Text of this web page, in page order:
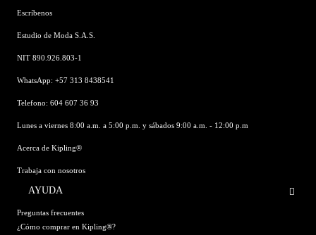
Escríbenos
Estudio de Moda S.A.S.
NIT 890.926.803-1
WhatsApp: +57 313 8438541
Telefono: 604 607 36 93
Lunes a viernes 8:00 a.m. a 5:00 p.m. y sábados 9:00 a.m. - 12:00 p.m
Acerca de Kipling®
Trabaja con nosotros
AYUDA
Preguntas frecuentes
¿Cómo comprar en Kipling®?